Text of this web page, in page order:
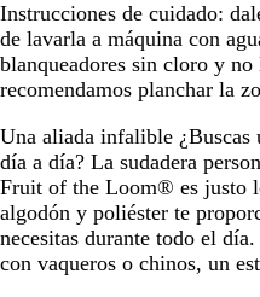
Instrucciones de cuidado:
de lavarla a máquina con
blanqueadores sin cloro y no
recomendamos planchar la
Una aliada infalible ¿Buscas
día a día? La sudadera
Fruit of the Loom® es justo
algodón y poliéster te
necesitas durante todo el
con vaqueros o chinos, un